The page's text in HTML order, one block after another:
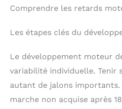
Comprendre les retards
Les étapes clés du
Le développement moteur
variabilité individuelle. Tenir
autant de jalons importants.
marche non acquise après